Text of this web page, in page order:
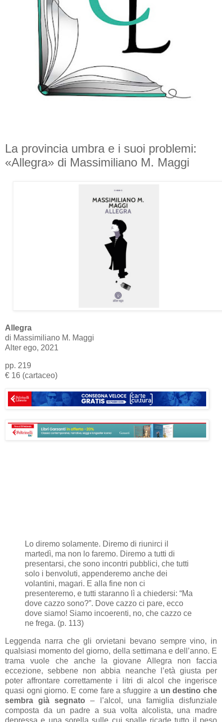
La provincia umbra e i suoi problemi:
«Allegra» di Massimiliano M. Maggi
Allegra
di Massimiliano M. Maggi
Alter ego, 2021
pp. 219
€ 16 (cartaceo)
Lo diremo solamente. Diremo di riunirci il
martedì, ma non lo faremo. Diremo a tutti di
presentarsi, che sono incontri pubblici, che tutti
solo i benvoluti, appenderemo anche dei
volantini, magari. E alla fine non ci
presenteremo, e tutti staranno lì a chiedersi: “Ma
dove cazzo sono?”. Dove cazzo ci pare, ecco
dove siamo! Siamo incoerenti, no, che cazzo ce
ne frega. (p. 113)
Leggenda narra che gli orvietani bevano sempre vino, in
qualsiasi momento del giorno, della settimana e dell’anno. E
trama vuole che anche la giovane Allegra non faccia
eccezione, sebbene non abbia neanche l’età giusta per
poter affrontare correttamente i litri di alcol che ingerisce
quasi ogni giorno. E come fare a sfuggire a un destino che
sembra già segnato– l’alcol, una famiglia disfunziale
composta da un padre a sua volta alcolista, una madre
depressa e una sorella sulle cui spalle ricade tutto il peso